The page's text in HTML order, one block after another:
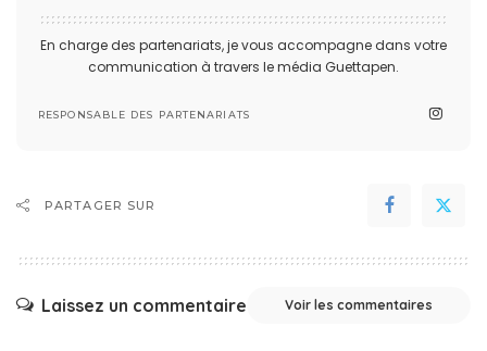
En charge des partenariats, je vous accompagne dans votre
communication à travers le média Guettapen.
RESPONSABLE DES PARTENARIATS
PARTAGER SUR
Laissez un commentaire Voir les commentaires